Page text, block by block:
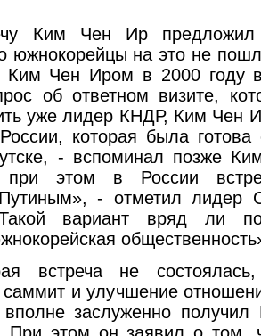
Ким Чен Ир предложил
южнокорейцы на это не
Ким Чен Иром в 2000 году
об ответном визите,
уже лидер КНДР, Ким Чен
которая была готова
- вспоминал позже
этом в России
- отметил лидер
Такой вариант вряд ли
встреча не
саммит и улучшение
заслуженно получил